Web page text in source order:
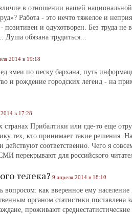
в отношении нашей
Работа ‑ это нечто тяжелое и
позитивен и одухотворен. Без труда
Душа обязана трудиться...
2014 в 19:18
змеи по песку бархана, путь
и рождение городских легенд ‑ на
2014 в 17:28
странах Прибалтики или где-то еще
тех, кто принимает такие решения.
действуют соответственно. Чего я
перекрывают для российского
телека? 9 апреля 2014 в 18:10
вопросом: как вверенное ему население
органом статистики поставлена
проживают среднестатистические